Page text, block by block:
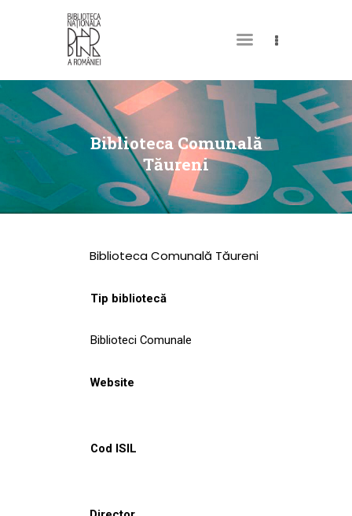
Biblioteca Comunală
Tăureni
DESPRE NOI
PERMISUL MEU DE
BIBLIOTECĂ
CATALOAGE ȘI
COLECȚII
CULTURALE
NOUTĂȚI
Biblioteca Comunală Tăureni
Tip bibliotecă
Biblioteci Comunale
Website
Cod ISIL